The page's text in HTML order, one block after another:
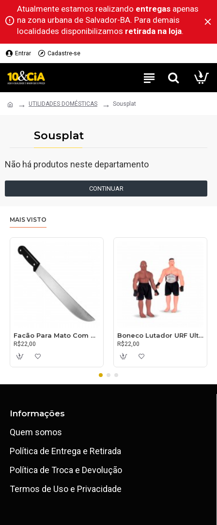
Atualmente estamos realizando entregas apenas
na zona urbana de Salvador-BA. Para demais
localidades disponibilizamos retirada na loja.
Entrar Cadastre-se
UTILIDADES DOMÉSTICAS Sousplat
Sousplat
Não há produtos neste departamento
CONTINUAR
MAIS VISTO
Facão Para Mato Com Cabo 30cm
R$22,00
Boneco Lutador URF Ultimate
R$22,00
Informações
Quem somos
Política de Entrega e Retirada
Política de Troca e Devolução
Termos de Uso e Privacidade